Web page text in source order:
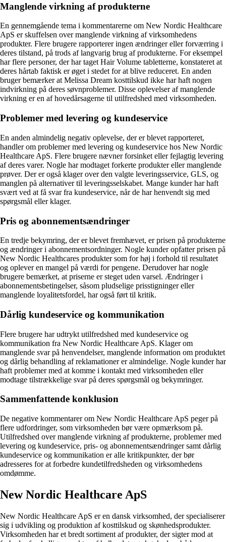
Manglende virkning af produkterne
En gennemgående tema i kommentarerne om New Nordic Healthcare
ApS er skuffelsen over manglende virkning af virksomhedens
produkter. Flere brugere rapporterer ingen ændringer eller forværring i
deres tilstand, på trods af langvarig brug af produkterne. For eksempel
har flere personer, der har taget Hair Volume tabletterne, konstateret at
deres hårtab faktisk er øget i stedet for at blive reduceret. En anden
bruger bemærker at Melissa Dream kosttilskud ikke har haft nogen
indvirkning på deres søvnproblemer. Disse oplevelser af manglende
virkning er en af hovedårsagerne til utilfredshed med virksomheden.
Problemer med levering og kundeservice
En anden almindelig negativ oplevelse, der er blevet rapporteret,
handler om problemer med levering og kundeservice hos New Nordic
Healthcare ApS. Flere brugere nævner forsinket eller fejlagtig levering
af deres varer. Nogle har modtaget forkerte produkter eller manglende
prøver. Der er også klager over den valgte leveringsservice, GLS, og
manglen på alternativer til leveringsselskabet. Mange kunder har haft
svært ved at få svar fra kundeservice, når de har henvendt sig med
spørgsmål eller klager.
Pris og abonnementsændringer
En tredje bekymring, der er blevet fremhævet, er prisen på produkterne
og ændringer i abonnementsordninger. Nogle kunder opfatter prisen på
New Nordic Healthcares produkter som for høj i forhold til resultatet
og oplever en mangel på værdi for pengene. Derudover har nogle
brugere bemærket, at priserne er steget uden varsel. Ændringer i
abonnementsbetingelser, såsom pludselige prisstigninger eller
manglende loyalitetsfordel, har også ført til kritik.
Dårlig kundeservice og kommunikation
Flere brugere har udtrykt utilfredshed med kundeservice og
kommunikation fra New Nordic Healthcare ApS. Klager om
manglende svar på henvendelser, manglende information om produktet
og dårlig behandling af reklamationer er almindelige. Nogle kunder har
haft problemer med at komme i kontakt med virksomheden eller
modtage tilstrækkelige svar på deres spørgsmål og bekymringer.
Sammenfattende konklusion
De negative kommentarer om New Nordic Healthcare ApS peger på
flere udfordringer, som virksomheden bør være opmærksom på.
Utilfredshed over manglende virkning af produkterne, problemer med
levering og kundeservice, pris- og abonnementsændringer samt dårlig
kundeservice og kommunikation er alle kritikpunkter, der bør
adresseres for at forbedre kundetilfredsheden og virksomhedens
omdømme.
New Nordic Healthcare ApS
New Nordic Healthcare ApS er en dansk virksomhed, der specialiserer
sig i udvikling og produktion af kosttilskud og skønhedsprodukter.
Virksomheden har et bredt sortiment af produkter, der sigter mod at